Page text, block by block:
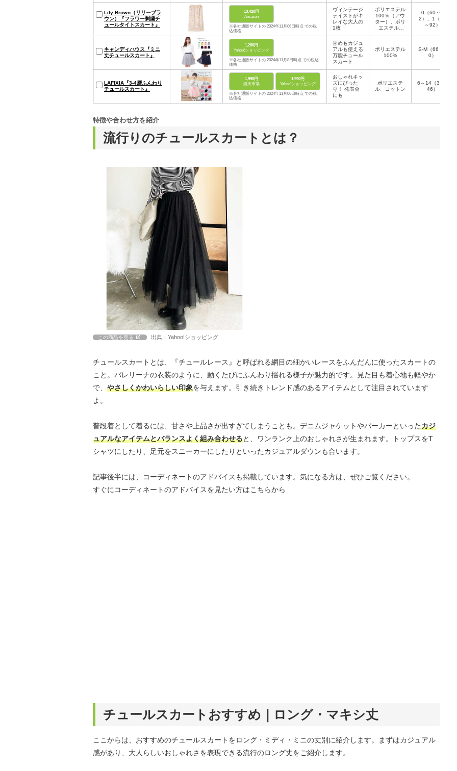
Lily Brown（リリーブラ
ウン）『フラワー刺繍チ
ュールタイトスカート』
13,420円
Amazon
※各社通販サイトの 2024年11月06日時点 での税
込価格
ヴィンテージ
テイストがキ
レイな大人の
1枚
ポリエステル
100％（アウ
ター）、ポリ
エステル9
0（60～8
2）、1（66
～92）
キャンディハウス『ミニ
丈チュールスカート』
1,280円
Yahoo!ショッピング
※各社通販サイトの 2024年11月8日時点 での税込
価格
甘めもカジュ
アルも使える
万能チュール
スカート
ポリエステル
100%
S-M（66～9
0）
LAFIXIA『3-4層ふんわり
チュールスカート』
1,990円
楽天市場
1,990円
Yahoo!ショッピング
※各社通販サイトの 2024年11月06日時点 での税
込価格
おしゃれキッ
ズにぴった
り！ 発表会
にも
ポリエステ
ル、コットン
6～14（38～
46）
流行りのチュールスカートとは？
特徴や合わせ方を紹介
この商品を見る 出典：Yahoo!ショッピング
チュールスカートとは、『チュールレース』と呼ばれる網目の細かいレースをふんだんに使ったスカートの
こと。バレリーナの衣装のように、動くたびにふんわり揺れる様子が魅力的です。見た目も着心地も軽やか
で、 やさしくかわいらしい印象を与えます。引き続きトレンド感のあるアイテムとして注目されています
よ。
普段着として着るには、甘さや上品さが出すぎてしまうことも。デニムジャケットやパーカーといったカジ
ュアルなアイテムとバランスよく組み合わせると、ワンランク上のおしゃれさが生まれます。トップスをT
シャツにしたり、足元をスニーカーにしたりといったカジュアルダウンも合います。
記事後半には、コーディネートのアドバイスも掲載しています。気になる方は、ぜひご覧ください。
すぐにコーディネートのアドバイスを見たい方はこちらから
チュールスカートおすすめ｜ロング・マキシ丈
ここからは、おすすめのチュールスカートをロング・ミディ・ミニの丈別に紹介します。まずはカジュアル
感があり、大人らしいおしゃれさを表現できる流行のロング丈をご紹介します。